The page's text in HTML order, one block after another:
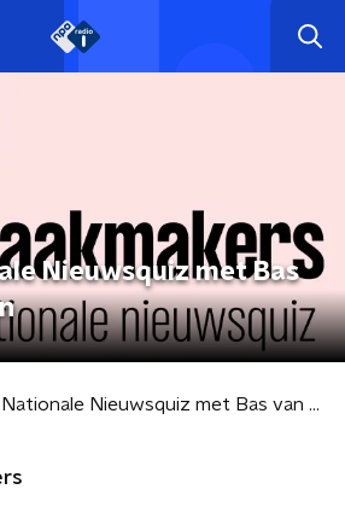
Nieuwsquiz met Bas
De Nationale Nieuwsquiz met Bas van Eijsden